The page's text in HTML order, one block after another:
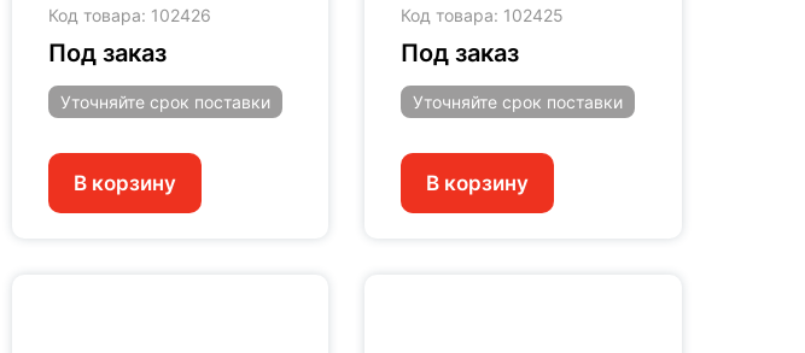
Код товара: 102426
Под заказ
Уточняйте срок поставки
В корзину
Код товара: 102425
Под заказ
Уточняйтесрок поставки
В корзину